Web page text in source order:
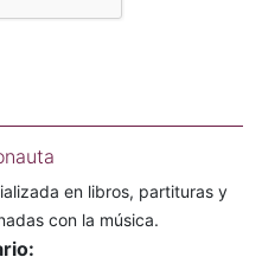
en libros, partituras y
con la música.